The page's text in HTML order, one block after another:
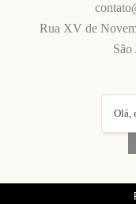
Rua XV de
São
Olá,